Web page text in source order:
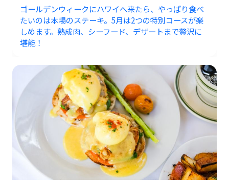
ゴールデンウィークにハワイへ来たら、やっぱり食べ
たいのは本場のステーキ。5月は2つの特別コースが楽
しめます。熟成肉、シーフード、デザートまで贅沢に
堪能！